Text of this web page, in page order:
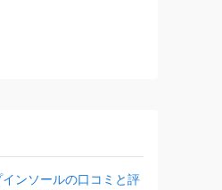
インソールの口コミと評